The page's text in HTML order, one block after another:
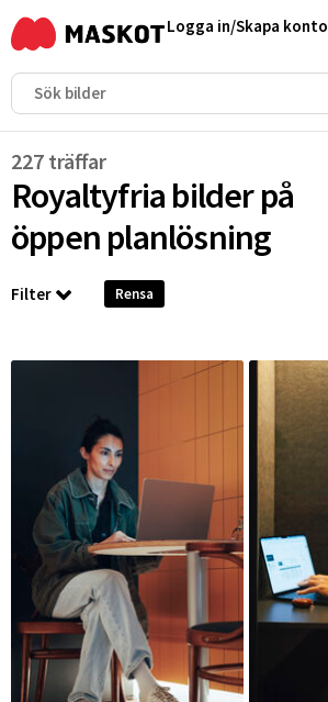
Logga in/Skapa konto
227 träffar
Royaltyfria bilder på
öppen planlösning
Filter Rensa